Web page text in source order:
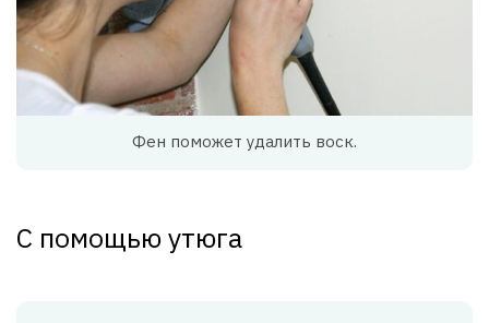
Фен поможет удалить воск.
С помощью утюга